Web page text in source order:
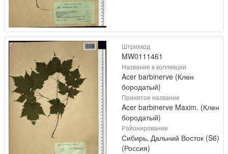
Штрихкод
MW0111461
Название в коллекции
Acer barbinerve (Клен
бородатый)
Принятое название
Acer barbinerve Maxim. (Клен
бородатый)
Районирование
Сибирь, Дальний Восток (S6)
(Россия)